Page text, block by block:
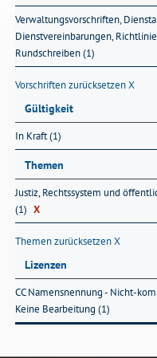
Verwaltungsvorschriften,
Dienstvereinbarungen,
Rundschreiben (1)
Vorschriften zurücksetzenX
Gültigkeit
In Kraft (1)
Themen
Justiz, Rechtssystem und
(1) X
Themen zurücksetzenX
Lizenzen
CC Namensnennung - Nicht-
Keine Bearbeitung (1)